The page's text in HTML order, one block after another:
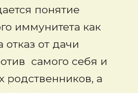
понятие
иммунитета как
отказ от дачи
самого себя и
родственников, а